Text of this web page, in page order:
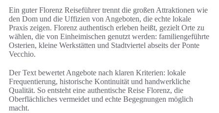
Ein guter Florenz Reiseführer trennt die großen Attraktionen wie
den Dom und die Uffizien von Angeboten, die echte lokale
Praxis zeigen. Florenz authentisch erleben heißt, gezielt Orte zu
wählen, die von Einheimischen genutzt werden: familiengeführte
Osterien, kleine Werkstätten und Stadtviertel abseits der Ponte
Vecchio.
Der Text bewertet Angebote nach klaren Kriterien: lokale
Frequentierung, historische Kontinuität und handwerkliche
Qualität. So entsteht eine authentische Reise Florenz, die
Oberflächliches vermeidet und echte Begegnungen möglich
macht.